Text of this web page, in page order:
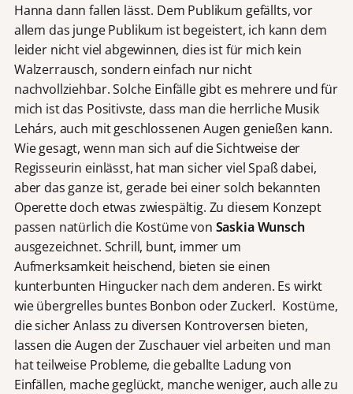
Hanna dann fallen lässt. Dem Publikum gefällts, vor
allem das junge Publikum ist begeistert, ich kann dem
leider nicht viel abgewinnen, dies ist für mich kein
Walzerrausch, sondern einfach nur nicht
nachvollziehbar. Solche Einfälle gibt es mehrere und für
mich ist das Positivste, dass man die herrliche Musik
Lehárs, auch mit geschlossenen Augen genießen kann.
Wie gesagt, wenn man sich auf die Sichtweise der
Regisseurin einlässt, hat man sicher viel Spaß dabei,
aber das ganze ist, gerade bei einer solch bekannten
Operette doch etwas zwiespältig. Zu diesem Konzept
passen natürlich die Kostüme von Saskia Wunsch
ausgezeichnet. Schrill, bunt, immer um
Aufmerksamkeit heischend, bieten sie einen
kunterbunten Hingucker nach dem anderen. Es wirkt
wie übergrelles buntes Bonbon oder Zuckerl. Kostüme,
die sicher Anlass zu diversen Kontroversen bieten,
lassen die Augen der Zuschauer viel arbeiten und man
hat teilweise Probleme, die geballte Ladung von
Einfällen, mache geglückt, manche weniger, auch alle zu